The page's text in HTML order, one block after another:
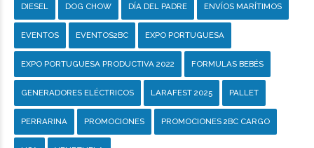
DIESEL DOG CHOW DÍA DEL PADRE ENVÍOS MARÍTIMOS
EVENTOS EVENTOS2BC EXPO PORTUGUESA
EXPO PORTUGUESA PRODUCTIVA 2022 FORMULAS BEBÉS
GENERADORES ELÉCTRICOS LARAFEST 2025 PALLET
PERRARINA PROMOCIONES PROMOCIONES 2BC CARGO